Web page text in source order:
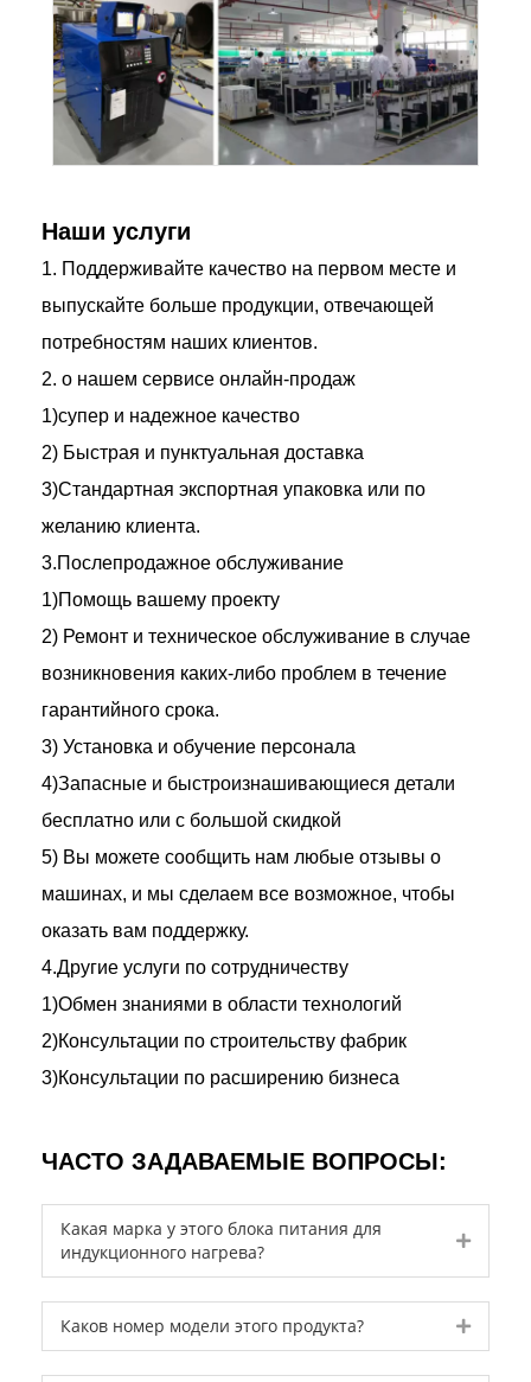
Наши услуги
1. Поддерживайте качество на первом месте и
выпускайте больше продукции, отвечающей
потребностям наших клиентов.
2. о нашем сервисе онлайн-продаж
1)супер и надежное качество
2) Быстрая и пунктуальная доставка
3)Стандартная экспортная упаковка или по
желанию клиента.
3.Послепродажное обслуживание
1)Помощь вашему проекту
2) Ремонт и техническое обслуживание в случае
возникновения каких-либо проблем в течение
гарантийного срока.
3) Установка и обучение персонала
4)Запасные и быстроизнашивающиеся детали
бесплатно или с большой скидкой
5) Вы можете сообщить нам любые отзывы о
машинах, и мы сделаем все возможное, чтобы
оказать вам поддержку.
4.Другие услуги по сотрудничеству
1)Обмен знаниями в области технологий
2)Консультации по строительству фабрик
3)Консультации по расширению бизнеса
ЧАСТО ЗАДАВАЕМЫЕ ВОПРОСЫ:
Какая марка у этого блока питания для
индукционного нагрева?
Expand
Каков номер модели этого продукта? Expand